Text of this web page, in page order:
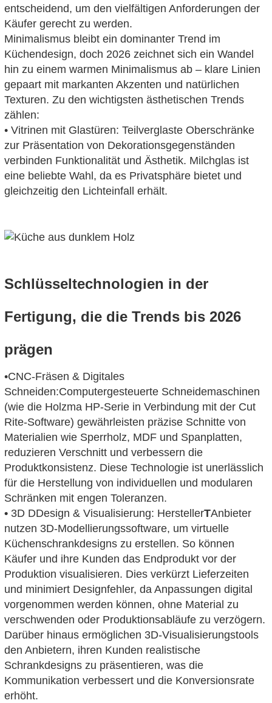
entscheidend, um den vielfältigen Anforderungen der
Käufer gerecht zu werden.
Minimalismus bleibt ein dominanter Trend im
Küchendesign, doch 2026 zeichnet sich ein Wandel
hin zu einem warmen Minimalismus ab – klare Linien
gepaart mit markanten Akzenten und natürlichen
Texturen. Zu den wichtigsten ästhetischen Trends
zählen:
• Vitrinen mit Glastüren: Teilverglaste Oberschränke
zur Präsentation von Dekorationsgegenständen
verbinden Funktionalität und Ästhetik. Milchglas ist
eine beliebte Wahl, da es Privatsphäre bietet und
gleichzeitig den Lichteinfall erhält.
Schlüsseltechnologien in der
Fertigung, die die Trends bis 2026
prägen
•CNC-Fräsen & Digitales
Schneiden:Computergesteuerte Schneidemaschinen
(wie die Holzma HP-Serie in Verbindung mit der Cut
Rite-Software) gewährleisten präzise Schnitte von
Materialien wie Sperrholz, MDF und Spanplatten,
reduzieren Verschnitt und verbessern die
Produktkonsistenz. Diese Technologie ist unerlässlich
für die Herstellung von individuellen und modularen
Schränken mit engen Toleranzen.
• 3D DDesign & Visualisierung: HerstellerTAnbieter
nutzen 3D-Modellierungssoftware, um virtuelle
Küchenschrankdesigns zu erstellen. So können
Käufer und ihre Kunden das Endprodukt vor der
Produktion visualisieren. Dies verkürzt Lieferzeiten
und minimiert Designfehler, da Anpassungen digital
vorgenommen werden können, ohne Material zu
verschwenden oder Produktionsabläufe zu verzögern.
Darüber hinaus ermöglichen 3D-Visualisierungstools
den Anbietern, ihren Kunden realistische
Schrankdesigns zu präsentieren, was die
Kommunikation verbessert und die Konversionsrate
erhöht.